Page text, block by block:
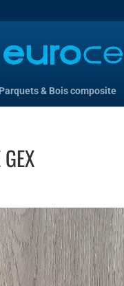
Parquets & Bois composite